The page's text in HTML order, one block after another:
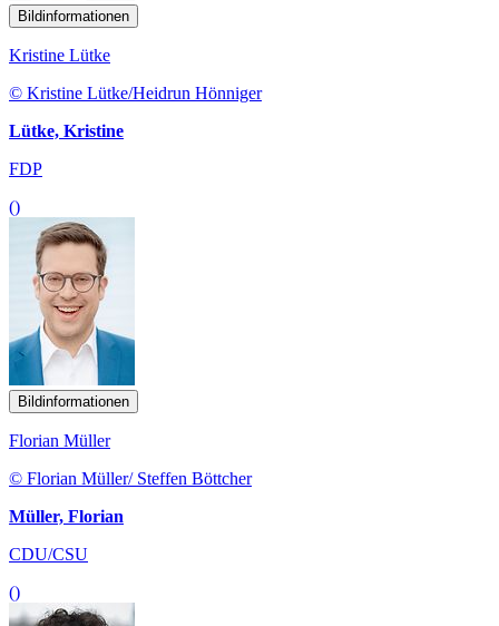
Bildinformationen
Kristine Lütke
© Kristine Lütke/Heidrun Hönniger
Lütke, Kristine
FDP
()
Bildinformationen
Florian Müller
© Florian Müller/ Steffen Böttcher
Müller, Florian
CDU/CSU
()